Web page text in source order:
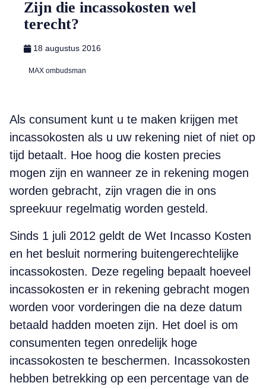
Zijn die incassokosten wel
terecht?
18 augustus 2016
MAX ombudsman
Als consument kunt u te maken krijgen met
incassokosten als u uw rekening niet of niet op
tijd betaalt. Hoe hoog die kosten precies
mogen zijn en wanneer ze in rekening mogen
worden gebracht, zijn vragen die in ons
spreekuur regelmatig worden gesteld.
Sinds 1 juli 2012 geldt de Wet Incasso Kosten
en het besluit normering buitengerechtelijke
incassokosten. Deze regeling bepaalt hoeveel
incassokosten er in rekening gebracht mogen
worden voor vorderingen die na deze datum
betaald hadden moeten zijn. Het doel is om
consumenten tegen onredelijk hoge
incassokosten te beschermen. Incassokosten
hebben betrekking op een percentage van de